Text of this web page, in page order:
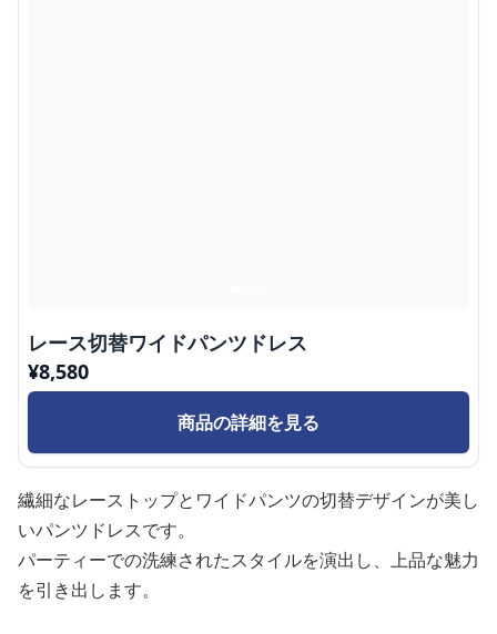
レース切替ワイドパンツドレス
¥8,580
商品の詳細を見る
繊細なレーストップとワイドパンツの切替デザインが美し
いパンツドレスです。
パーティーでの洗練されたスタイルを演出し、上品な魅力
を引き出します。